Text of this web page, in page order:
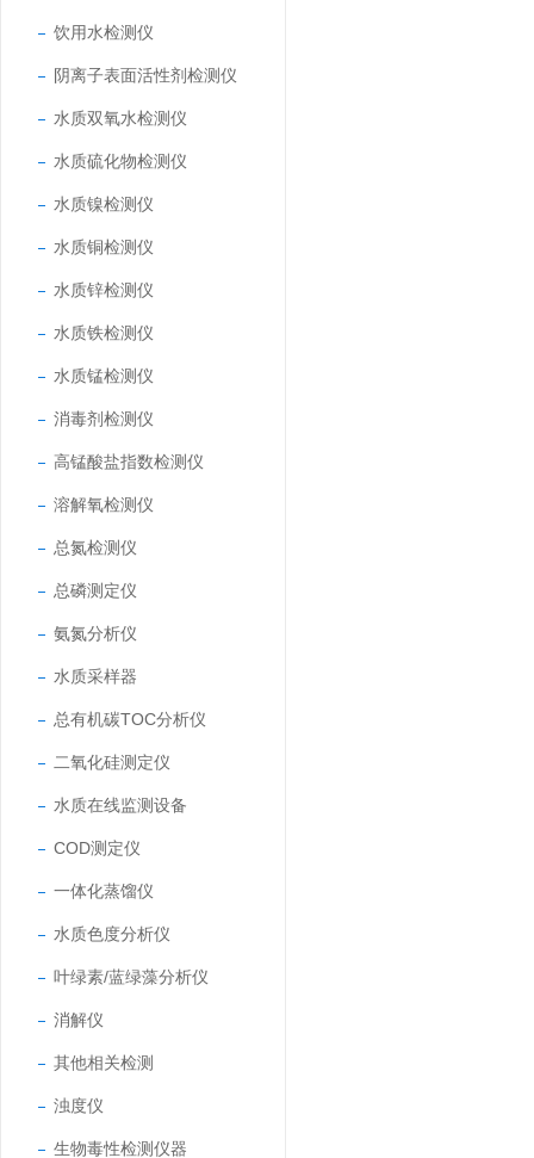
饮用水检测仪
阴离子表面活性剂检测仪
水质双氧水检测仪
水质硫化物检测仪
水质镍检测仪
水质铜检测仪
水质锌检测仪
水质铁检测仪
水质锰检测仪
消毒剂检测仪
高锰酸盐指数检测仪
溶解氧检测仪
总氮检测仪
总磷测定仪
氨氮分析仪
水质采样器
总有机碳TOC分析仪
二氧化硅测定仪
水质在线监测设备
COD测定仪
一体化蒸馏仪
水质色度分析仪
叶绿素/蓝绿藻分析仪
消解仪
其他相关检测
浊度仪
生物毒性检测仪器